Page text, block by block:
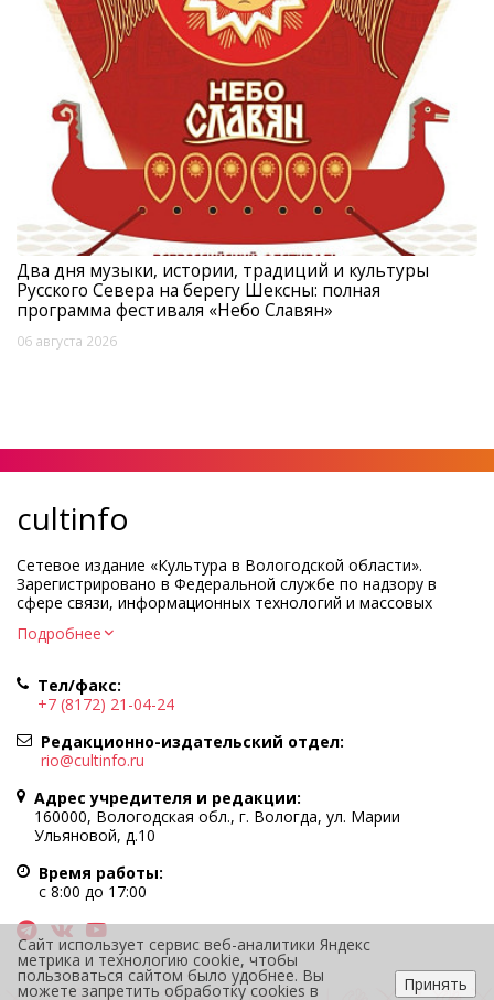
Два дня музыки, истории, традиций и культуры
Русского Севера на берегу Шексны: полная
программа фестиваля «Небо Славян»
06 августа 2026
cultinfo
Сетевое издание «Культура в Вологодской области».
Зарегистрировано в Федеральной службе по надзору в
сфере связи, информационных технологий и массовых
Регистрационный номер и дата принятия решения о
Учредитель КУ ВО «Информационно-аналитический центр
культуры»
Адрес учредителя и редакции: 160000, Вологодская обл., г.
Вологда, ул. Марии Ульяновой, д.10
Главный редактор — Легчанова Елена Григорьевна
Политика в отношении обработки персональных данных
При полном или частичном использовании информации
портала гиперссылка на cultinfo.ru обязательна.
Редакция не несет ответственности за достоверность
информации, содержащейся в рекламных объявлениях.
12+
Подробнее
Тел/факс:
+7 (8172) 21-04-24
Редакционно-издательский отдел:
rio@cultinfo.ru
Адрес учредителя и редакции:
160000, Вологодская обл., г. Вологда, ул. Марии
Ульяновой, д.10
Время работы:
с 8:00 до 17:00
Сайт использует сервис веб-аналитики Яндекс
метрика и технологию cookie, чтобы
пользоваться сайтом было удобнее. Вы
можете запретить обработку cookies в Принять